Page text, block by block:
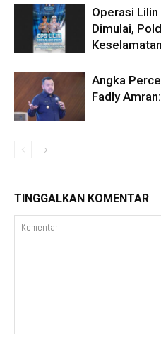
Operasi
Dimulai,
Angka
Fadly
TINGGALKAN KOMENTAR